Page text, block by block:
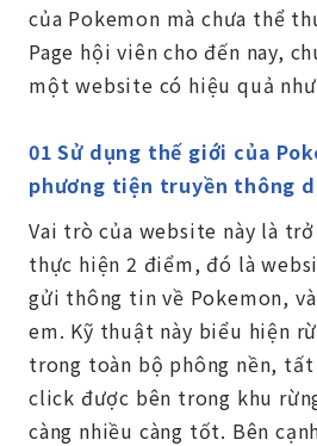
của Pokemon mà chưa thể
Page hội viên cho đến nay,
một website có hiệu quả
01 Sử dụng thế giới của
phương tiện truyền thông
Vai trò của website này là
thực hiện 2 điểm, đó là
gửi thông tin về Pokemon,
em. Kỹ thuật này biểu hiện
trong toàn bộ phông nền, tất
click được bên trong khu
càng nhiều càng tốt. Bên